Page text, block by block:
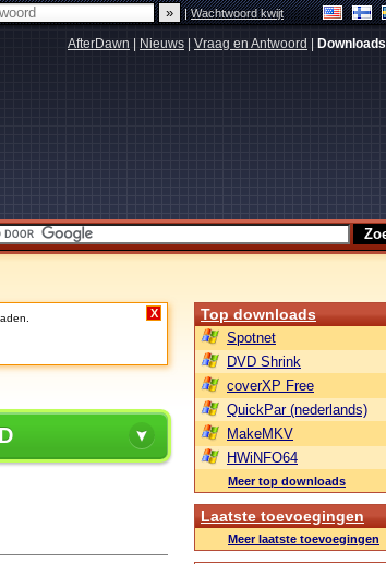
|Wachtwoord kwijt
AfterDawn Nieuws Vraag en Antwoord Downloads
X Top downloads
Spotnet
DVD Shrink
coverXP Free
QuickPar (nederlands)
MakeMKV
HWiNFO64
Meer top downloads
Laatste toevoegingen
Meer laatste toevoegingen